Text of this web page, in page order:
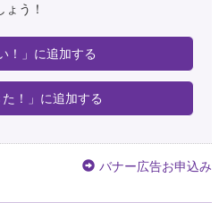
う！
！」に追加する
た！」に追加する
バナー広告お申込み